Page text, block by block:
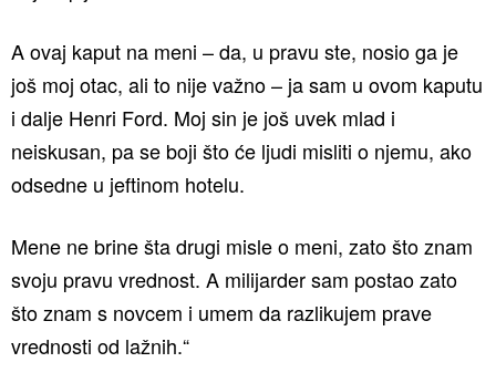
A ovaj kaput na meni – da, u pravu ste, nosio ga je
još moj otac, ali to nije važno – ja sam u ovom kaputu
i dalje Henri Ford. Moj sin je još uvek mlad i
neiskusan, pa se boji što će ljudi misliti o njemu, ako
odsedne u jeftinom hotelu.
Mene ne brine šta drugi misle o meni, zato što znam
svoju pravu vrednost. A milijarder sam postao zato
što znam s novcem i umem da razlikujem prave
vrednosti od lažnih.“